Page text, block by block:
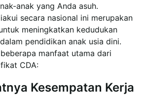
anak yang Anda asuh.
secara nasional ini merupakan
meningkatkan kedudukan
pendidikan anak usia dini.
manfaat utama dari
CDA:
Kesempatan Kerja